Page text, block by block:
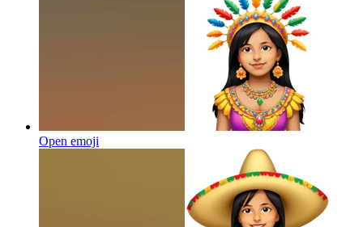
Open emoji